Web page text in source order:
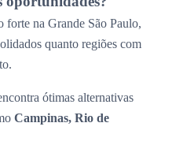
forte na Grande São Paulo,
quanto regiões com
ótimas alternativas
Campinas, Rio de